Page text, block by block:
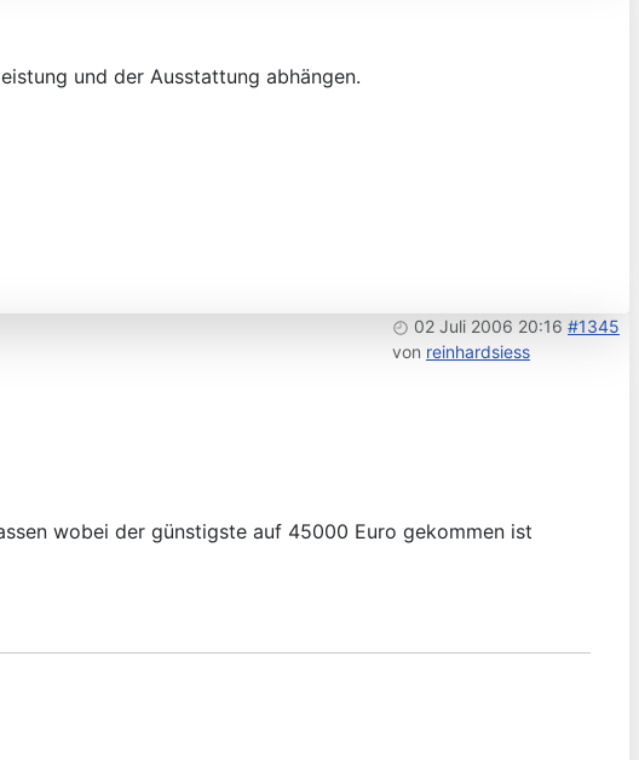
und der Ausstattung abhängen.
02 Juli 2006 20:16 #1345
von reinhardsiess
wobei der günstigste auf 45000 Euro gekommen ist